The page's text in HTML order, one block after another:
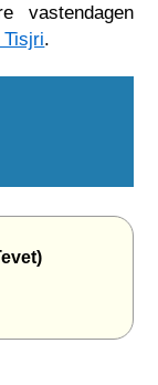
vastendagen
Tisjri.